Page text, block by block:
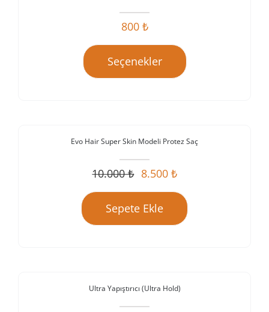
800 ₺
Seçenekler
Evo Hair Super Skin Modeli Protez Saç
10.000₺
Orijinal
fiyat:
10.000 ₺.
8.500 ₺
Şu
andaki
fiyat:
8.500 ₺.
Sepete Ekle
Ultra Yapıştırıcı (Ultra Hold)